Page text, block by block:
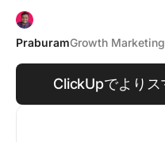
PraburamGrowth
ClickUpでより